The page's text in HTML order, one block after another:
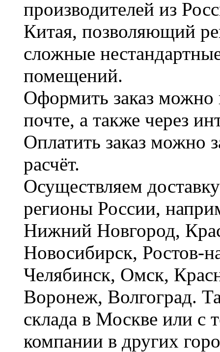
производителей из
Китая, позволяющий
сложные
помещений.
Оформить заказ можно
почте, а также через
Оплатить заказ можно
расчёт.
Осуществляем
регионы России,
Нижний Новгород,
Новосибирск, Ростов-
Челябинск, Омск,
Воронеж, Волгоград.
склада в Москве или с
компании в других